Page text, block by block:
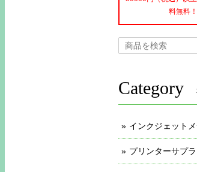
料無料！
Category
インクジェット
プリンターサプラ